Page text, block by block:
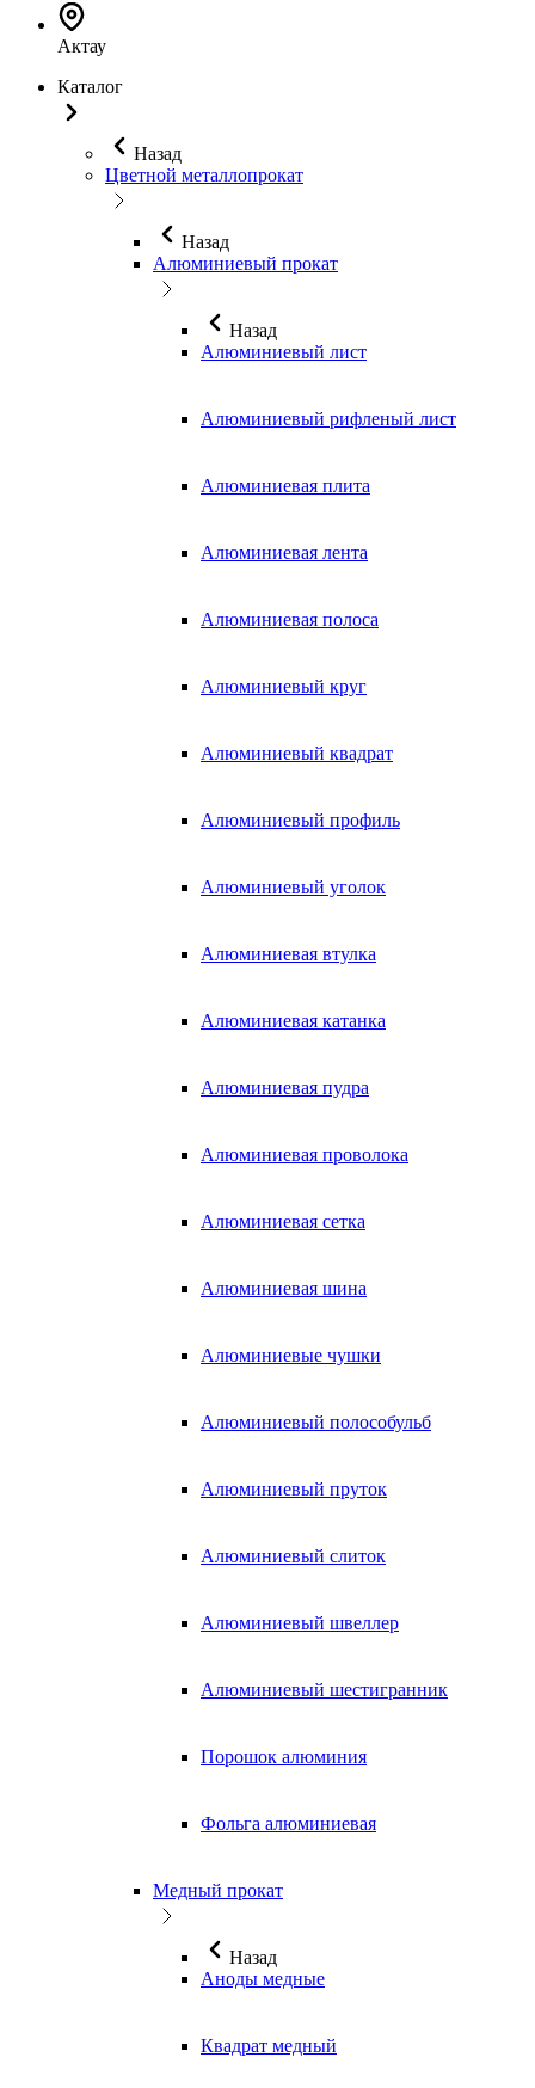
Актау
Каталог
Назад
Цветной металлопрокат
Назад
Алюминиевый прокат
Назад
Алюминиевый лист
Алюминиевый рифленый лист
Алюминиевая плита
Алюминиевая лента
Алюминиевая полоса
Алюминиевый круг
Алюминиевый квадрат
Алюминиевый профиль
Алюминиевый уголок
Алюминиевая втулка
Алюминиевая катанка
Алюминиевая пудра
Алюминиевая проволока
Алюминиевая сетка
Алюминиевая шина
Алюминиевые чушки
Алюминиевый полособульб
Алюминиевый пруток
Алюминиевый слиток
Алюминиевый швеллер
Алюминиевый шестигранник
Порошок алюминия
Фольга алюминиевая
Медный прокат
Назад
Аноды медные
Квадрат медный